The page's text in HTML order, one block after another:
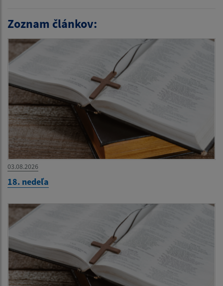
Zoznam článkov:
03.08.2026
18. nedeľa